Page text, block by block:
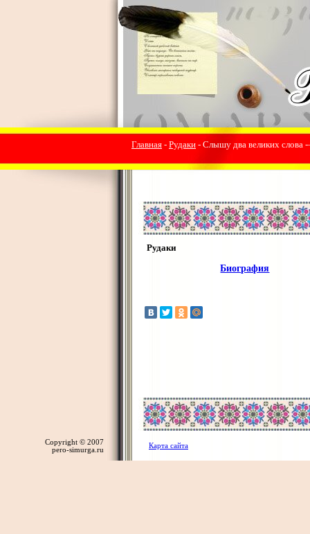
Главная - Рудаки - Слышу два великих слова
Рудаки
Биография
Copyright © 2007
pero-simurga.ru
Карта сайта